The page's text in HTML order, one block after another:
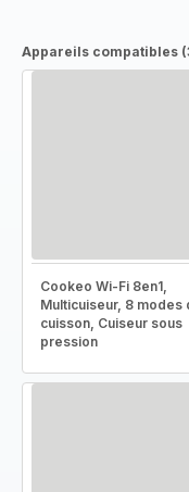
Appareils compatibles
Cookeo Wi-Fi 8en1,
Multicuiseur, 8 modes
cuisson, Cuiseur sous
pression